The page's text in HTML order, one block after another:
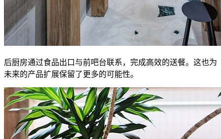
后厨房通过食品出口与前吧台联系，完成高效的送餐。这也为
未来的产品扩展保留了更多的可能性。